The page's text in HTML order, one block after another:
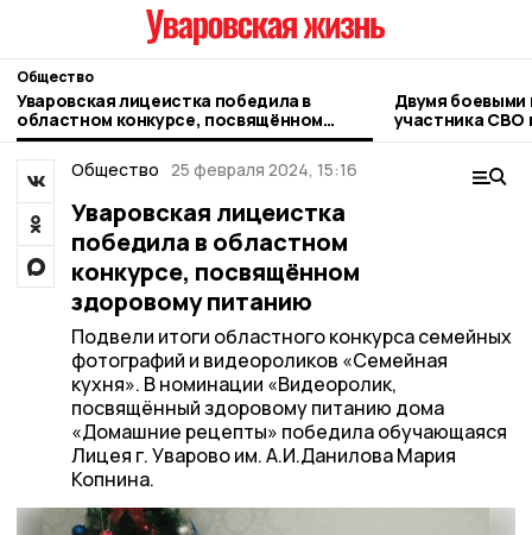
Общество
Уваровская лицеистка победила в
областном конкурсе, посвящённом
здоровому питанию
Двумя боевыми
участника СВО
Общество 25 февраля 2024, 15:16
Уваровская лицеистка
победила в областном
конкурсе, посвящённом
здоровому питанию
Подвели итоги областного конкурса семейных
фотографий и видеороликов «Семейная
кухня». В номинации «Видеоролик,
посвящённый здоровому питанию дома
«Домашние рецепты» победила обучающаяся
Лицея г. Уварово им. А.И.Данилова Мария
Копнина.